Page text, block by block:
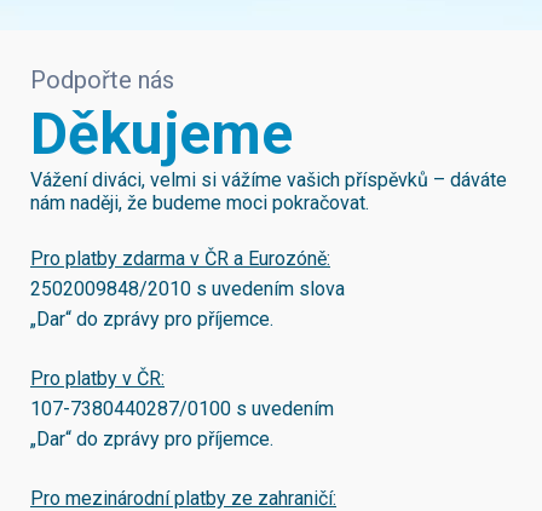
Podpořte nás
Děkujeme
Vážení diváci, velmi si vážíme vašich příspěvků – dáváte
nám naději, že budeme moci pokračovat.
Pro platby zdarma v ČR a Eurozóně:
2502009848/2010 s uvedením slova
„Dar“ do zprávy pro příjemce.
Pro platby v ČR:
107-7380440287/0100 s uvedením
„Dar“ do zprávy pro příjemce.
Pro mezinárodní platby ze zahraničí: